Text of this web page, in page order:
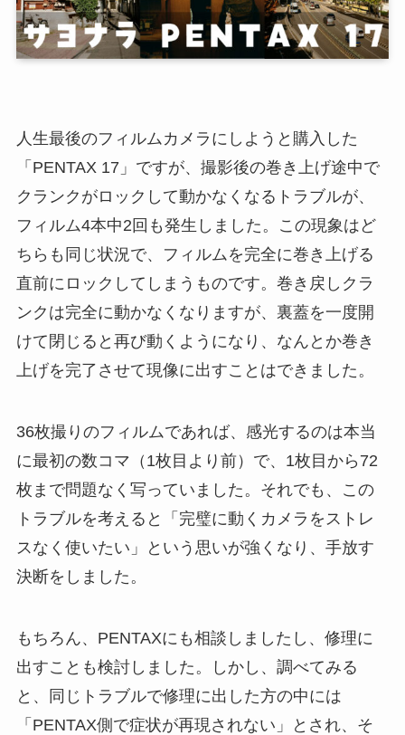
人生最後のフィルムカメラにしようと購入した
「PENTAX 17」ですが、撮影後の巻き上げ途中で
クランクがロックして動かなくなるトラブルが、
フィルム4本中2回も発生しました。この現象はど
ちらも同じ状況で、フィルムを完全に巻き上げる
直前にロックしてしまうものです。巻き戻しクラ
ンクは完全に動かなくなりますが、裏蓋を一度開
けて閉じると再び動くようになり、なんとか巻き
上げを完了させて現像に出すことはできました。
36枚撮りのフィルムであれば、感光するのは本当
に最初の数コマ（1枚目より前）で、1枚目から72
枚まで問題なく写っていました。それでも、この
トラブルを考えると「完璧に動くカメラをストレ
スなく使いたい」という思いが強くなり、手放す
決断をしました。
もちろん、PENTAXにも相談しましたし、修理に
出すことも検討しました。しかし、調べてみる
と、同じトラブルで修理に出した方の中には
「PENTAX側で症状が再現されない」とされ、そ